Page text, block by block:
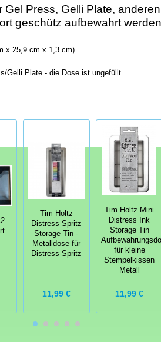
Press, Gelli Plate,
geschütz aufbewahrt
x 25,9 cm x 1,3 cm)
Gelli Plate - die Dose ist ungefüllt.
Tim Holtz
Distress Spritz
Storage Tin -
Metalldose für
Distress-Spritz
11,99 €
Tim Holtz Mini
Distress Ink
Storage Tin
für kleine
Stempelkissen
Metall
11,99 €